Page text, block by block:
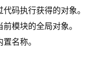
码执行获得的对象。
模块的全局对象。
名称。